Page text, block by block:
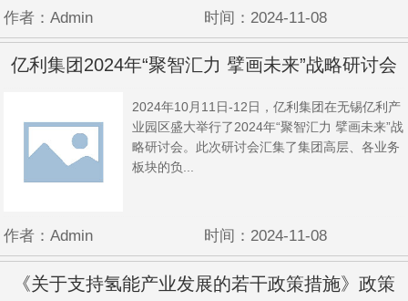
作者：Admin 时间：2024-11-08
亿利集团2024年“聚智汇力 擘画未来”战略研讨会
圆满落幕
2024年10月11日-12日，亿利集团在无锡亿利产
业园区盛大举行了2024年“聚智汇力 擘画未来”战
略研讨会。此次研讨会汇集了集团高层、各业务
板块的负...
作者：Admin 时间：2024-11-08
《关于支持氢能产业发展的若干政策措施》政策